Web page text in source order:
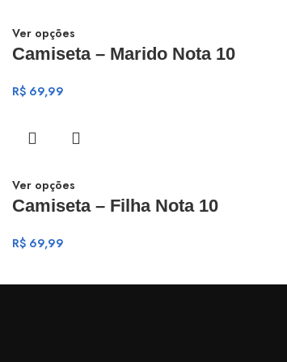
Ver opções
Camiseta – Marido Nota 10
R$ 69,99
Ver opções
Camiseta – Filha Nota 10
R$ 69,99